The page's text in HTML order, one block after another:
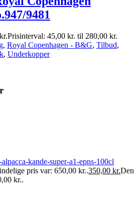
9481
kr.Prisinterval: 45,00 kr. til 280,00 kr.
, Royal Copenhagen - B&G, Tilbud,
, Underkopper
kande-super-a1-epns-100cl
pris var: 650,00 kr..350,00 kr.Den
kr..